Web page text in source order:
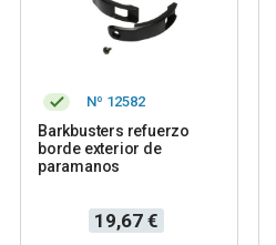
Nº 12582
Barkbusters refuerzo
borde exterior de
paramanos
Precio
19,67 €